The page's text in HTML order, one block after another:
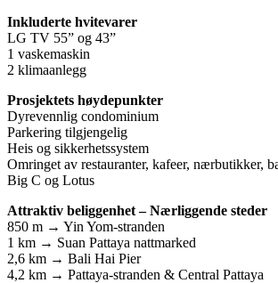
Inkluderte hvitevarer
LG TV 55” og 43”
1 vaskemaskin
2 klimaanlegg
Prosjektets høydepunkter
Dyrevennlig condominium
Parkering tilgjengelig
Heis og sikkerhetssystem
Omringet av restauranter, kafeer, nærbutikker,
Big C og Lotus
Attraktiv beliggenhet – Nærliggende steder
850 m → Yin Yom-stranden
1 km → Suan Pattaya nattmarked
2,6 km → Bali Hai Pier
4,2 km → Pattaya-stranden & Central Pattaya